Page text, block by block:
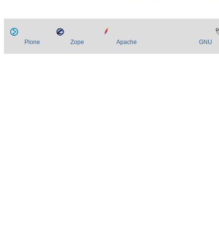
Plone Zope Apache GNU